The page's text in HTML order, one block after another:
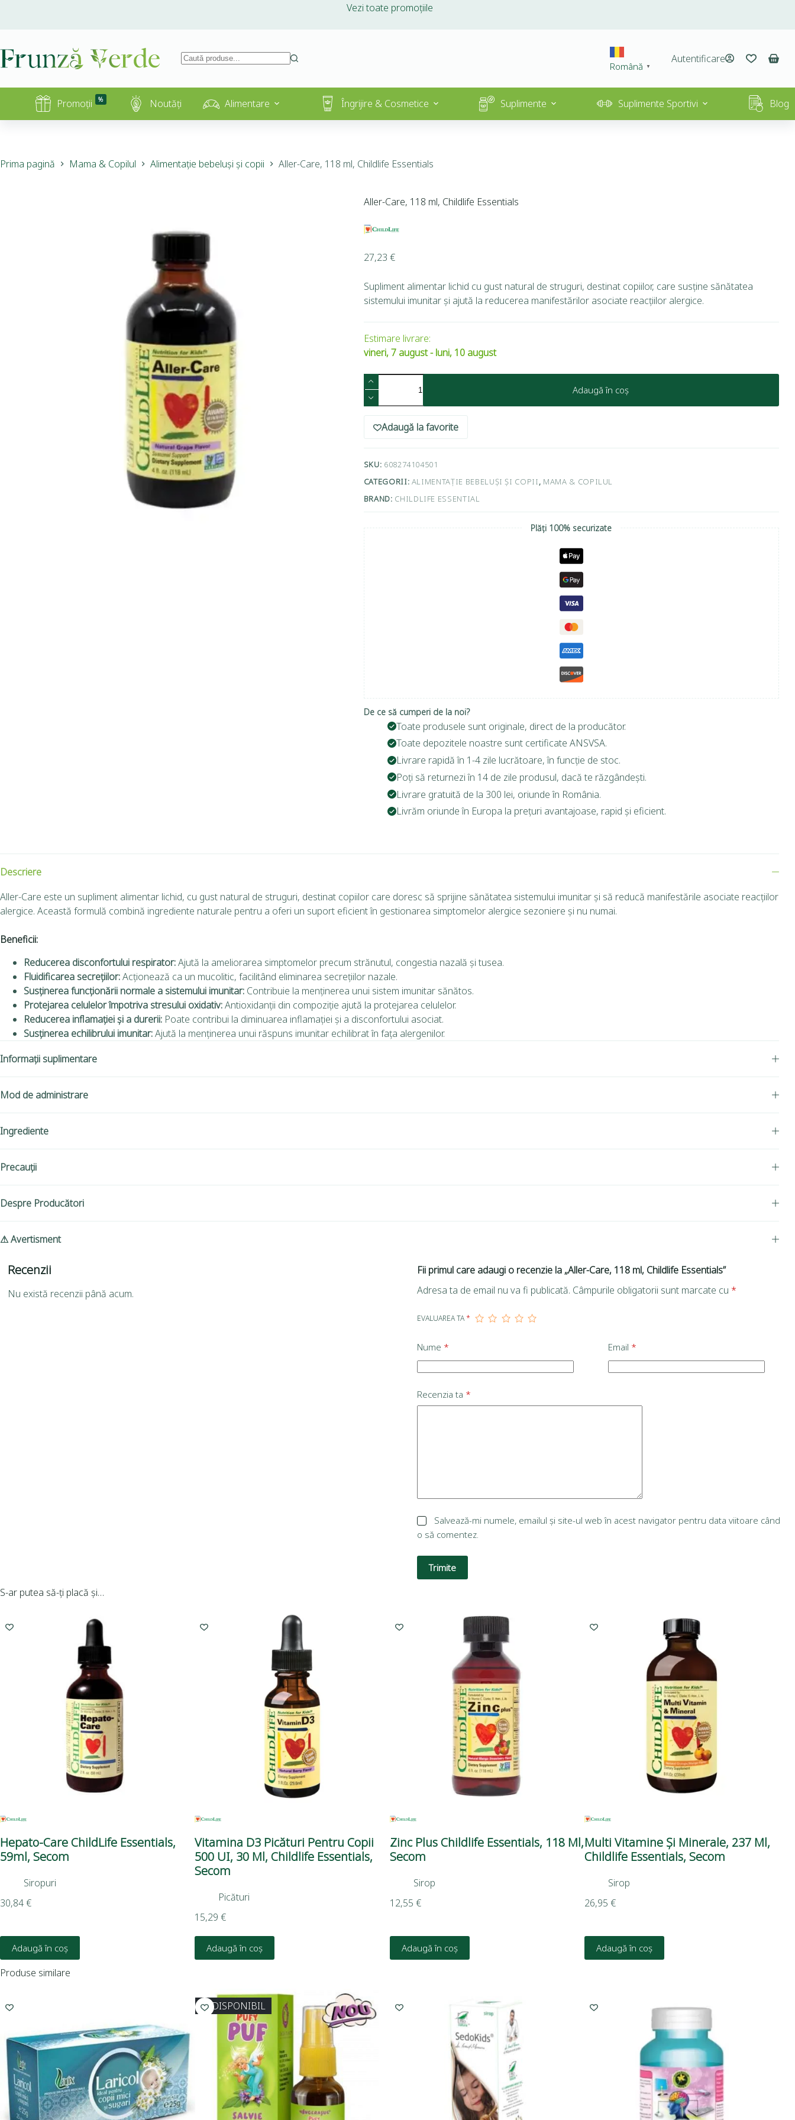
Vezi toate promoțiile
Română ▼
Autentificare
Promoții % Noutăți Alimentare Îngrijire & Cosmetice Suplimente Suplimente Sportivi Blog
Prima pagină Mama & Copilul Alimentație bebeluși și copii Aller-Care, 118 ml, Childlife Essentials
Aller-Care, 118 ml, Childlife Essentials
27,23 €
Supliment alimentar lichid cu gust natural de struguri, destinat copiilor, care susține sănătatea
sistemului imunitar și ajută la reducerea manifestărilor asociate reacțiilor alergice.
Estimare livrare:
vineri, 7 august - luni, 10 august
Adaugă în coș
Adaugă la favorite
SKU: 608274104501
CATEGORII: ALIMENTAȚIE BEBELUȘI ȘI COPII, MAMA & COPILUL
BRAND: CHILDLIFE ESSENTIAL
Plăți 100% securizate
De ce să cumperi de la noi?
Toate produsele sunt originale, direct de la producător.
Toate depozitele noastre sunt certificate ANSVSA.
Livrare rapidă în 1-4 zile lucrătoare, în funcție de stoc.
Poți să returnezi în 14 de zile produsul, dacă te răzgândești.
Livrare gratuită de la 300 lei, oriunde în România.
Livrăm oriunde în Europa la prețuri avantajoase, rapid și eficient.
Descriere
Aller-Care este un supliment alimentar lichid, cu gust natural de struguri, destinat copiilor care doresc să sprijine sănătatea sistemului imunitar și să reducă manifestările asociate reacțiilor
alergice. Această formulă combină ingrediente naturale pentru a oferi un suport eficient în gestionarea simptomelor alergice sezoniere și nu numai.
Beneficii:
Reducerea disconfortului respirator:Ajută la ameliorarea simptomelor precum strănutul, congestia nazală și tusea.
Fluidificarea secrețiilor:Acționează ca un mucolitic, facilitând eliminarea secrețiilor nazale.
Susținerea funcționării normale a sistemului imunitar: Contribuie la menținerea unui sistem imunitar sănătos.
Protejarea celulelor împotriva stresului oxidativ:Antioxidanții din compoziție ajută la protejarea celulelor.
Reducerea inflamației și a durerii: Poate contribui la diminuarea inflamației și a disconfortului asociat.
Susținerea echilibrului imunitar:Ajută la menținerea unui răspuns imunitar echilibrat în fața alergenilor.
Informații suplimentare
Mod de administrare
Ingrediente
Precauții
Despre Producători
⚠ Avertisment
Recenzii
Nu există recenzii până acum.
Fii primul care adaugi o recenzie la „Aller-Care, 118 ml, Childlife Essentials”
Adresa ta de email nu va fi publicată. Câmpurile obligatorii sunt marcate cu *
EVALUAREA TA*
Nume * Email *
Recenzia ta *
Salvează-mi numele, emailul și site-ul web în acest navigator pentru data viitoare când
o să comentez.
Trimite
S-ar putea să-ți placă și…
Hepato-Care ChildLife Essentials,
59ml, Secom
Siropuri
30,84€
Adaugă în coș
Vitamina D3 Picături Pentru Copii
500 UI, 30 Ml, Childlife Essentials,
Secom
Picături
15,29€
Adaugă în coș
Zinc Plus Childlife Essentials, 118 Ml,
Secom
Sirop
12,55 €
Adaugă în coș
Multi Vitamine Și Minerale, 237 Ml,
Childlife Essentials, Secom
Sirop
26,95 €
Adaugă în coș
Produse similare
INDISPONIBIL